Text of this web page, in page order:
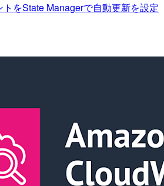
をState Managerで自動更新を設定